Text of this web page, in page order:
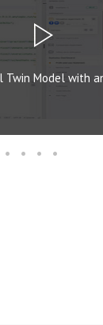
Twin Model with